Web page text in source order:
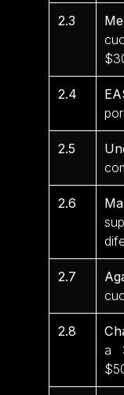
2.3
2.4
2.5
2.6
2.7
2.8
a